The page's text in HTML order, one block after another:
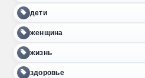
дети
женщина
жизнь
здоровье